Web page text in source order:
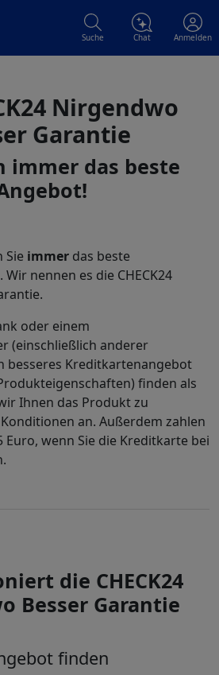
Suche Chat Anmelden
Nirgendwo
Garantie
immer das beste
Sie immer das beste
nennen es die CHECK24
oder einem
(einschließlich anderer
besseres Kreditkartenangebot
finden als
Ihnen das Produkt zu
an. Außerdem zahlen
wenn Sie die Kreditkarte bei
die CHECK24
Besser Garantie
finden